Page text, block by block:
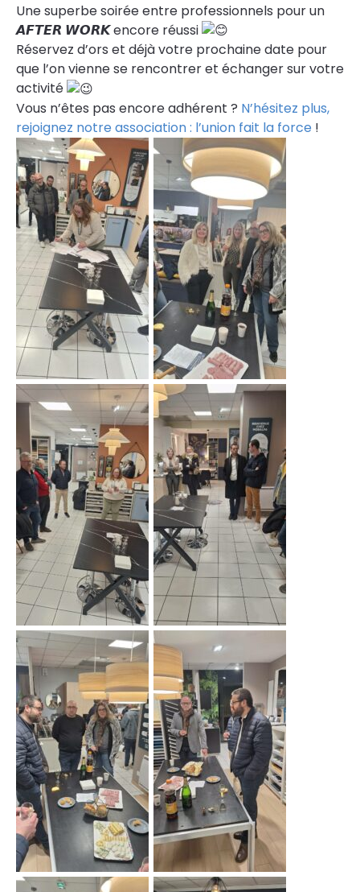
Une superbe soirée entre professionnels pour un
𝘼𝙁𝙏𝙀𝙍 𝙒𝙊𝙍𝙆 encore réussi
Réservez d’ors et déjà votre prochaine date pour
que l’on vienne se rencontrer et échanger sur votre
activité
Vous n’êtes pas encore adhérent ? N’hésitez plus,
rejoignez notre association : l’union fait la force !